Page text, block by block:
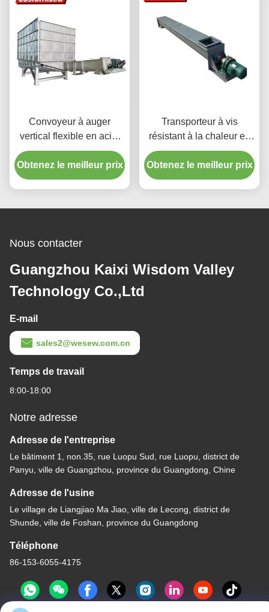
Convoyeur à auger
vertical flexible en acier
inoxydable résistant à la
chaleur avec trémie à
usage industriel
Obtenez le meilleur prix
Transporteur à vis
résistant à la chaleur en
acier inoxydable pour
applications industrielles
Obtenez le meilleur prix
Nous contacter
Guangzhou Kaixi Wisdom Valley
Technology Co.,Ltd
E-mail
sales2@wesew.com.cn
Temps de travail
8:00-18:00
Notre adresse
Adresse de l'entreprise
Le bâtiment 1, non.35, rue Luopu Sud, rue Luopu, district de
Panyu, ville de Guangzhou, province du Guangdong, Chine
Adresse de l'usine
Le village de Liangjiao Ma Jiao, ville de Lecong, district de
Shunde, ville de Foshan, province du Guangdong
Téléphone
86-153-6055-4175